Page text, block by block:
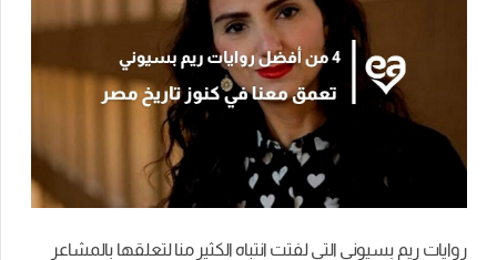
روايات ريم بسيوني التي لفتت انتباه الكثير منا لتعلقها بالمشاعر